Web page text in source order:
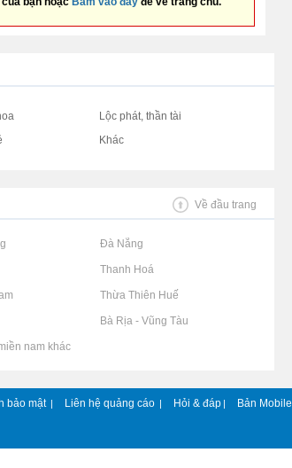
Lộc phát, thần tài
Khác
Về đầu trang
Rao vặt tại Đà Nẵng
Rao vặt tại Thanh Hoá
Rao vặt tại Thừa Thiên Huế
Rao vặt tại Bà Rịa - Vũng Tàu
nam khác
bảo mật | Liên hệ quảng cáo | Hỏi & đáp | Bản Mobile